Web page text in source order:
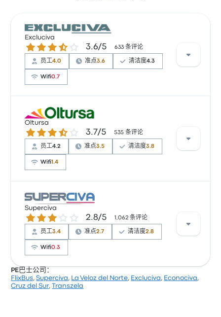
Excluciva
3.6 / 5 星 3.6/5 633 条评论
员工4.0 准点3.6 清洁度4.3
Wifi0.7
根据 633 条评论，该公司在 Busbud 上被评为 3.6 颗星。
旅客对 出发地点 和 清洁度 特别满意，但对 无线上网 经
常有所抱怨。 Excluciva 在此路线提供的票价为 ¥360 起
Oltursa
3.7 / 5 星 3.7/5 535 条评论
员工4.2 准点3.5 清洁度3.8
Wifi1.4
根据 535 条评论，该公司在 Busbud 上被评为 3.7 颗星。
旅客对 车票资源 和 物有所值 特别满意，但对 无线上网
经常有所抱怨。 Oltursa 在此路线提供的票价为 ¥245 起
Superciva
2.8 / 5 星 2.8/5 1,062 条评论
员工3.4 准点2.7 清洁度2.8
Wifi0.3
根据 1062 条评论，该公司在 Busbud 上被评为 2.8 颗
PE巴士公司：
FlixBus,Superciva, La Veloz del Norte, Excluciva, Econociva,
Cruz del Sur,Transzela